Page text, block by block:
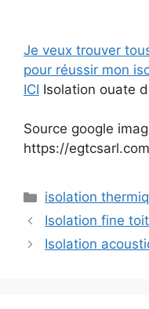
Je veux trouver
pour réussir mon
ICI Isolation ouate
Source google
https://
Catégories
isolation
Isolation fine
Isolation